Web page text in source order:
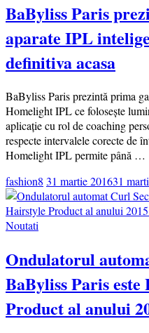
BaByliss Paris
aparate IPL
definitiva acasa
BaByliss Paris prezintă prima
Homelight IPL ce folosește
aplicație cu rol de coaching
respecte intervalele corecte de
Homelight IPL permite până …
fashion8 31 martie 201631
Noutati
Ondulatorul
BaByliss Paris
Product al anului